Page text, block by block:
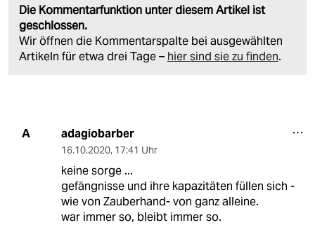
Die Kommentarfunktion unter diesem Artikel ist
geschlossen.
Wir öffnen die Kommentarspalte bei ausgewählten
Artikeln für etwa drei Tage – hier sind sie zu finden.
A adagiobarber
16.10.2020, 17:41 Uhr
keine sorge ...
gefängnisse und ihre kapazitäten füllen sich -
wie von Zauberhand- von ganz alleine.
war immer so, bleibt immer so.